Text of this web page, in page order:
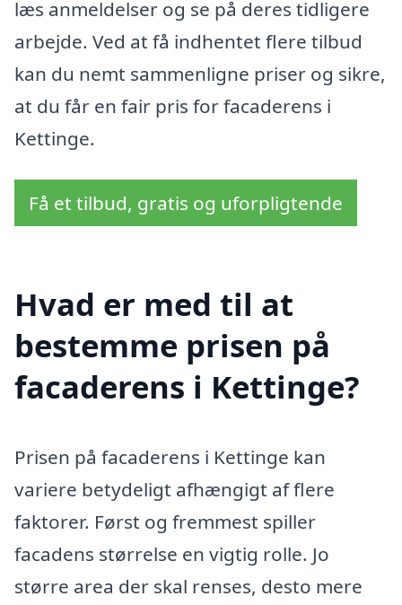
læs anmeldelser og se på deres tidligere
arbejde. Ved at få indhentet flere tilbud
kan du nemt sammenligne priser og sikre,
at du får en fair pris for facaderens i
Kettinge.
Få et tilbud, gratis og uforpligtende
Hvad er med til at
bestemme prisen på
facaderens i Kettinge?
Prisen på facaderens i Kettinge kan
variere betydeligt afhængigt af flere
faktorer. Først og fremmest spiller
facadens størrelse en vigtig rolle. Jo
større area der skal renses, desto mere